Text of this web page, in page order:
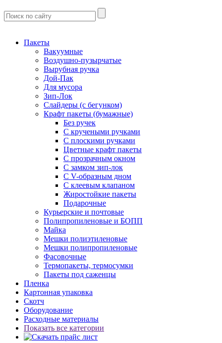
Пакеты
Вакуумные
Воздушно-пузырчатые
Вырубная ручка
Дой-Пак
Для мусора
Зип-Лок
Слайдеры (с бегунком)
Крафт пакеты (бумажные)
Без ручек
С кручеными ручками
С плоскими ручками
Цветные крафт пакеты
С прозрачным окном
С замком зип-лок
С V-образным дном
С клеевым клапаном
Жиростойкие пакеты
Подарочные
Курьерские и почтовые
Полипропиленовые и БОПП
Майка
Мешки полиэтиленовые
Мешки полипропиленовые
Фасовочные
Термопакеты, термосумки
Пакеты под саженцы
Пленка
Картонная упаковка
Скотч
Оборудование
Расходные материалы
Показать все категории